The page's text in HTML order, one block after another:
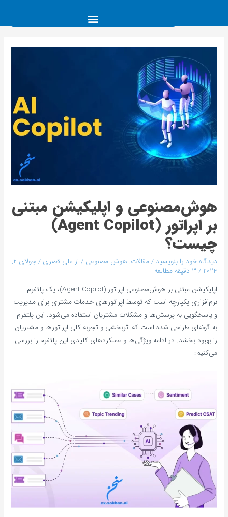
هوش‌مصنوعی و اپلیکیشن مبتنی
بر اپراتور (Agent Copilot)
چیست؟
دیدگاه‌ خود را بنویسید /مقالات, هوش مصنوعی / از علی قصری /
جولای 2,
2024
/ 3 دقیقه مطالعه
اپلیکیشن مبتنی بر هوش‌مصنوعی اپراتور (Agent Copilot)، یک پلتفرم
نرم‌افزاری یکپارچه است که توسط اپراتورهای خدمات مشتری برای مدیریت
و پاسخگویی به پرسش‌ها و مشکلات مشتریان استفاده می‌شود. این پلتفرم
به گونه‌ای طراحی شده است که اثربخشی و تجربه کلی اپراتورها و مشتریان
را بهبود بخشد. در ادامه ویژگی‌ها و عملکردهای کلیدی این پلتفرم را بررسی
می‌کنیم: